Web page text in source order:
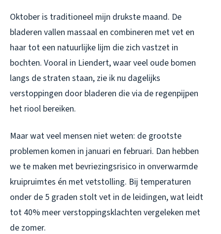
Oktober is traditioneel mijn drukste maand. De
bladeren vallen massaal en combineren met vet en
haar tot een natuurlijke lijm die zich vastzet in
bochten. Vooral in Liendert, waar veel oude bomen
langs de straten staan, zie ik nu dagelijks
verstoppingen door bladeren die via de regenpijpen
het riool bereiken.
Maar wat veel mensen niet weten: de grootste
problemen komen in januari en februari. Dan hebben
we te maken met bevriezingsrisico in onverwarmde
kruipruimtes én met vetstolling. Bij temperaturen
onder de 5 graden stolt vet in de leidingen, wat leidt
tot 40% meer verstoppingsklachten vergeleken met
de zomer.